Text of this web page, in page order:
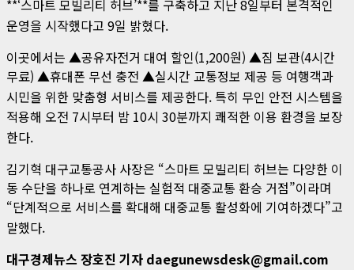
**‘스마트 모빌리티 허브’**를 구축하고 지난 8일부터 본격적인
운영을 시작했다고 9일 밝혔다.
이곳에서는 ▲공유자전거 대여 할인(1,200원) ▲짐 보관(4시간
무료) ▲휴대폰 무선 충전 ▲실시간 교통정보 제공 등 여행객과
시민을 위한 맞춤형 서비스를 제공한다. 특히 무인 안전 시스템을
적용해 오전 7시부터 밤 10시 30분까지 쾌적한 이용 환경을 보장
한다.
김기혁 대구교통공사 사장은 “스마트 모빌리티 허브는 다양한 이
동 수단을 하나로 연계하는 실험적 대중교통 환승 거점”이라며
“단계적으로 서비스를 확대해 대중교통 활성화에 기여하겠다”고
말했다.
대구경제뉴스 장호진 기자 daegunewsdesk@gmail.com